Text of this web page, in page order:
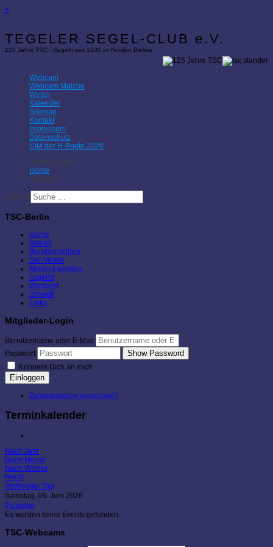
×
TEGELER SEGEL-CLUB e.V.
125 Jahre TSC - Segeln seit 1901 im Norden Berlins
Webcam
Webcam Malche
Wetter
Kalender
Sitemap
Kontakt
Impressum
Datenschutz
IDM der H-Boote 2026
Aktuelle Seite:
Home
Kalender
Suchen
TSC-Berlin
Home
Aktuell
Rundschreiben
Der Verein
Mitglied werden
Jugend
Wettfahrt
Umwelt
Links
Mitglieder-Login
Benutzername oder E-Mail
Passwort
Show Password
Erinnere Dich an mich
Einloggen
Zugangsdaten vergessen?
Terminkalender
Nach Jahr
Nach Monat
Nach Woche
Heute
Vorheriger Tag
Samstag, 06. Juni 2026
Folgetag
Es wurden keine Events gefunden
TSC-Webcams